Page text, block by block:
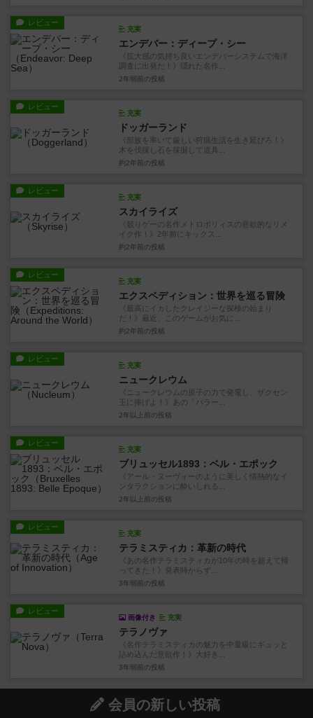
レビュー
充実
エンデバー：ディープ・シー
《拡大感の気持ち良いエンデバーシステムで海洋
調査に出発だ！》隠れた名作...
2年弱前 の投稿
レビュー
充実
ドッガーランド
《部族を率いて厳しい狩猟生活を生き延びろ！》
木を伐採し石を採掘して道具...
約2年前 の投稿
レビュー
充実
スカイライズ
《競りゲーの名作メトロポリィスの意欲的なリメ
イク作！》2年前にキックス...
約2年前 の投稿
レビュー
充実
エクスペディション：世界を巡る冒険
《最高にイカしたクレイジーな探検の始まり
だ！》最近、このゲームがお気に...
約2年前 の投稿
レビュー
充実
ニュークレウム
《ニュークレウムの原子の力で発電し、ザクセン
王に捧げよ！》あの「バラー...
2年以上前 の投稿
レビュー
充実
ブリュッセル1893：ベル・エポック
《アール・ヌーヴォーのように美しく情熱的なイ
ンタラクションに酔いしれる...
2年以上前 の投稿
レビュー
充実
テラミスティカ：革新の時代
《あの名作テラミスティカが10年の時を超えて帰
ってきた！》発表時からず...
3年弱前 の投稿
レビュー
画像付き 充実
テラノヴァ
《名作テラミスティカの魅力を中量級にギュッと
詰め込んだ意欲作！》大好き...
3年弱前 の投稿
会員の新しい投稿